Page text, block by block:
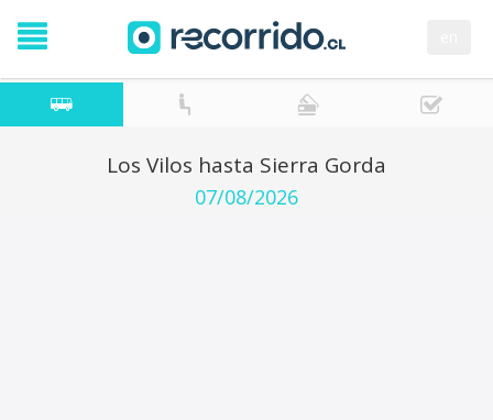
Los Vilos hasta Sierra Gorda
07/08/2026